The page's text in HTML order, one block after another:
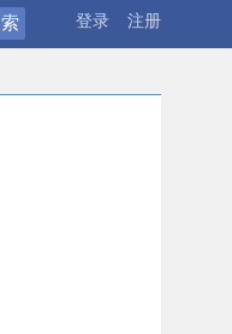
登录 注册